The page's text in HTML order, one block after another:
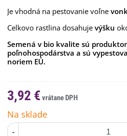
Je vhodná na pestovanie voľne
Celkovo rastlina dosahuje výšku
Semená v bio kvalite sú
poľnohospodárstva a sú
noriem EÚ.
3,92 €
Na sklade
-